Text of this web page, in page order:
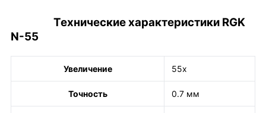
Технические характеристики RGK
N-55
Увеличение 55x
Точность 0.7 мм